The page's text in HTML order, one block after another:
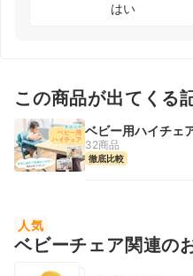
はい
この商品が出てくる
ベビー用ハイチェ
32商品
徹底比較
人気
ベビーチェア関連の